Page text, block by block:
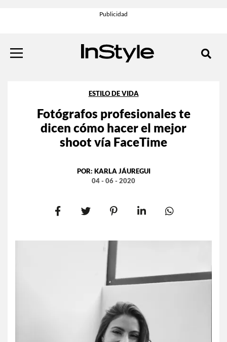
ESTILO DE VIDA
Fotógrafos profesionales te
dicen cómo hacer el mejor
shoot vía FaceTime
POR: KARLA JÁUREGUI
04 - 06 - 2020